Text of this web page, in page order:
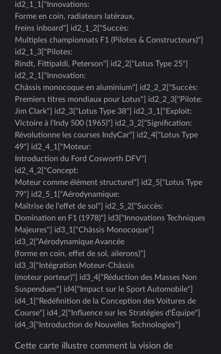
id2_1_1["Innovations:
Forme en coin, radiateurs latéraux,
freins inboard"] id2_1_2["Succès:
Multiples championnats F1 (Pilotes & Constructeurs)"]
id2_1_3["Pilotes:
Rindt, Fittipaldi, Peterson"] id2_2["Lotus Type 25"]
id2_2_1["Innovation:
Châssis monocoque en aluminium"] id2_2_2["Succès:
Premiers titres mondiaux pour Lotus"] id2_2_3["Pilote:
Jim Clark"] id2_3["Lotus Type 38"] id2_3_1["Exploit:
Victoire à l'Indy 500 (1965)"] id2_3_2["Signification:
Révolutionne les courses IndyCar"] id2_4["Lotus Type
49"] id2_4_1["Moteur:
Introduction du Ford Cosworth DFV"]
id2_4_2["Concept:
Moteur comme élément structurel"] id2_5["Lotus Type
79"] id2_5_1["Aérodynamique:
Maîtrise de l'effet de sol"] id2_5_2["Succès:
Domination en F1 (1978)"] id3["Innovations Techniques
Majeures"] id3_1["Châssis Monocoque"]
id3_2["Aérodynamique Avancée
(forme en coin, effet de sol, ailerons)"]
id3_3["Intégration Moteur-Châssis
(moteur porteur)"] id3_4["Réduction des Masses Non
Suspendues"] id4["Impact sur le Sport Automobile"]
id4_1["Redéfinition de la Conception des Voitures de
Course"] id4_2["Influence sur les Stratégies d'Équipe"]
id4_3["Introduction de Nouvelles Technologies"]
Cette carte illustre comment la vision de